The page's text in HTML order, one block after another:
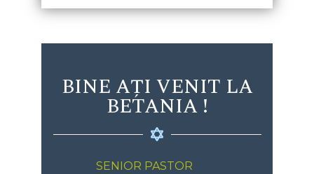
BINE AȚI VENIT LA
BETANIA !
SENIOR PASTOR